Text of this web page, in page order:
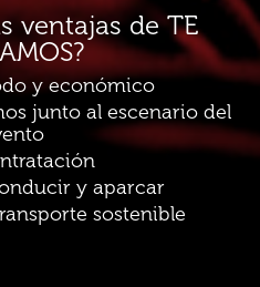
ventajas de TE
y económico
junto al escenario del
y aparcar
sostenible